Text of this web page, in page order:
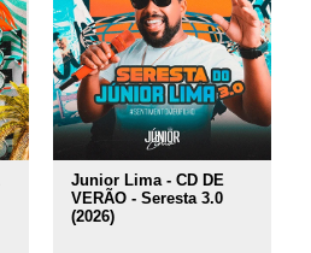
Junior Lima - CD DE
VERÃO - Seresta 3.0
(2026)